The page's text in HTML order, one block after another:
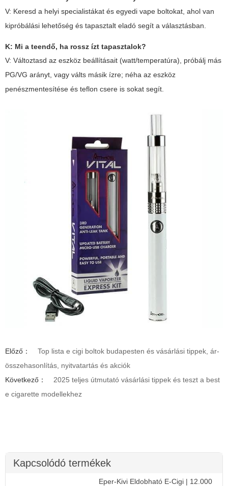
V: Keresd a helyi specialistákat és egyedi vape boltokat, ahol van
kipróbálási lehetőség és tapasztalt eladó segít a választásban.
K: Mi a teendő, ha rossz ízt tapasztalok?
V: Változtasd az eszköz beállításait (watt/temperatúra), próbálj más
PG/VG arányt, vagy válts másik ízre; néha az eszköz
penészmentesítése és teflon csere is sokat segít.
Előző：
Top lista e cigi boltok budapesten és vásárlási tippek, ár-
összehasonlítás, nyitvatartás és akciók
Következő：
2025 teljes útmutató vásárlási tippek és teszt a best
e cigarette modellekhez
Kapcsolódó termékek
Eper-Kivi Eldobható E-Cigi | 12.000